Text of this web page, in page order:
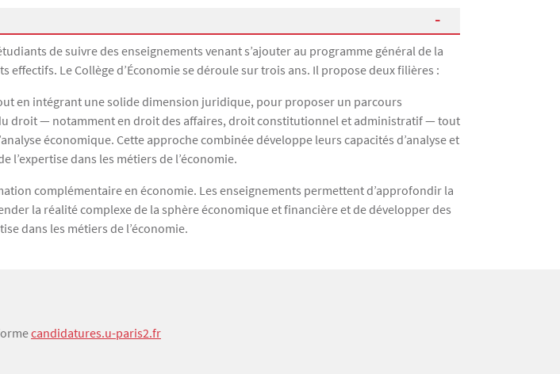
de suivre des enseignements venant s’ajouter au programme général de la
Le Collège d’Économie se déroule sur trois ans. Il propose deux filières :
en intégrant une solide dimension juridique, pour proposer un parcours
droit — notamment en droit des affaires, droit constitutionnel et administratif — tout
économique. Cette approche combinée développe leurs capacités d’analyse et
l’expertise dans les métiers de l’économie.
complémentaire en économie. Les enseignements permettent d’approfondir la
la réalité complexe de la sphère économique et financière et de développer des
dans les métiers de l’économie.
candidatures.u-paris2.fr